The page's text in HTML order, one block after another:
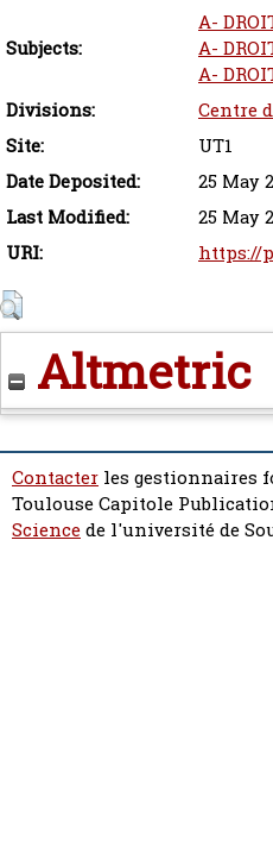
Subjects:
A-
A-
A-
Divisions:
Centre
Site:
UT1
Date Deposited:
25 May
Last Modified:
25 May
URI:
https://
Altmetric
Contacter les gestionnaires
Toulouse Capitole
Sciencede l'université de